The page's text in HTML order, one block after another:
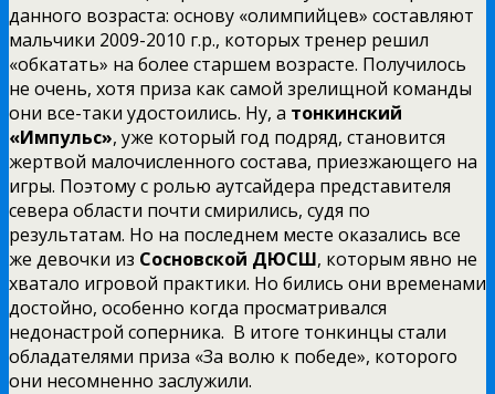
данного возраста: основу «олимпийцев» составляют
мальчики 2009-2010 г.р., которых тренер решил
«обкатать» на более старшем возрасте. Получилось
не очень, хотя приза как самой зрелищной команды
они все-таки удостоились. Ну, а тонкинский
«Импульс», уже который год подряд, становится
жертвой малочисленного состава, приезжающего на
игры. Поэтому с ролью аутсайдера представителя
севера области почти смирились, судя по
результатам. Но на последнем месте оказались все
же девочки из Сосновской ДЮСШ, которым явно не
хватало игровой практики. Но бились они временами
достойно, особенно когда просматривался
недонастрой соперника. В итоге тонкинцы стали
обладателями приза «За волю к победе», которого
они несомненно заслужили.